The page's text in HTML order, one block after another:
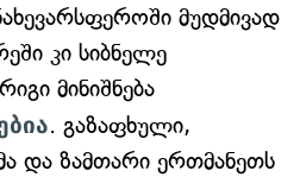
მუდმივად
კი სიბნელე
მინიშნება
. გაზაფხული,
და ზამთარი ერთმანეთს